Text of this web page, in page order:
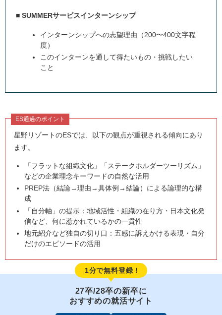
■ SUMMERサービスインターンシップ
インターンシップへの志望理由（200〜400文字程
度）
このインターンを通して得たいもの・挑戦したい
こと
ES通過のポイント
星野リゾートのESでは、以下の観点が重視される傾向にあり
ます。
「フラットな組織文化」「ステークホルダーツーリズム」
などの企業理念キーワードの自然な活用
PREP法（結論→理由→具体例→結論）による論理的な構
成
「自分軸」の提示：地域活性・組織の在り方・日本文化発
信など、何に惹かれているかの一貫性
地元紹介など独自の切り口：五感に訴えかける表現・自分
だけのエピソードの活用
1分で無料登録！
27卒/28卒の新卒に
おすすめの就活サイト